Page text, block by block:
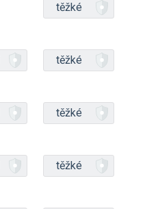
těžké
těžké
těžké
těžké